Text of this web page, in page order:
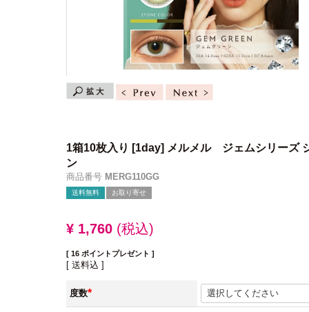
1箱10枚入り [1day] メルメル ジェムシリーズ
ン
商品番号 MERG110GG
送料無料 お取り寄せ
¥ 1,760 税込
[ 16 ポイントプレゼント ]
送料込
度数
(必